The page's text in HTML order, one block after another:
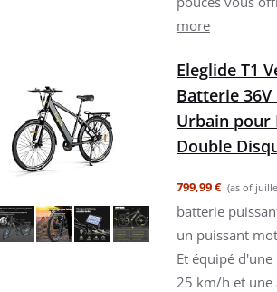
more
Eleglide T1
Batterie 36V
Urbain pour
Double
799,99 € (as of
batterie
un puissant
Et équipé
25 km/h et une